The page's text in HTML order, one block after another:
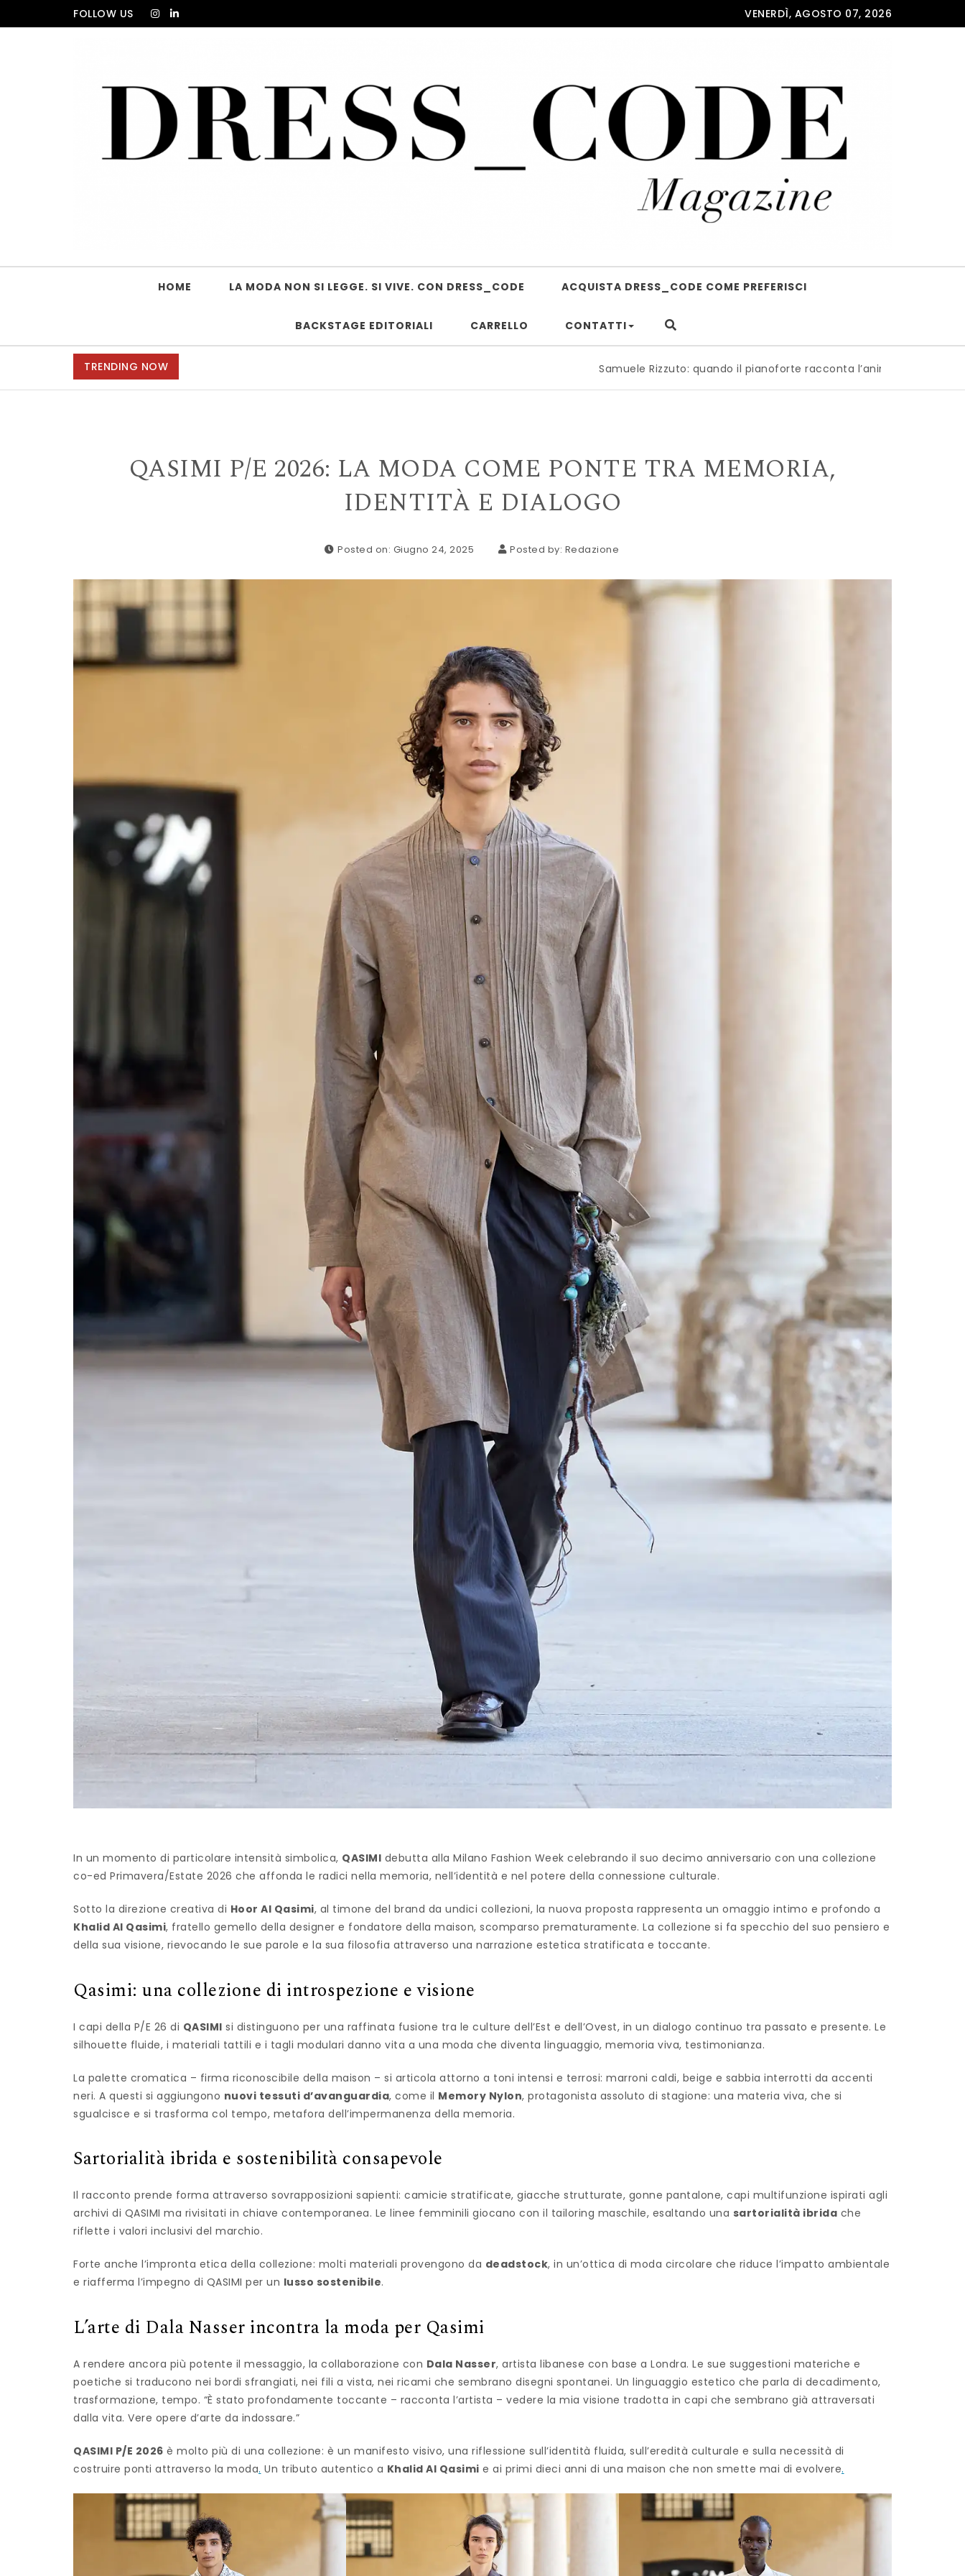
Skip to contentFOLLOW US VENERDÌ, AGOSTO 07, 2026
HOME LA MODA NON SI LEGGE. SI VIVE. CON DRESS_CODE ACQUISTA DRESS_CODE COME PREFERISCI
BACKSTAGE EDITORIALI CARRELLO CONTATTI
TRENDING NOW Samuele Rizzuto: quando il pianoforte racconta l’anima dell’Italia | Milano è pronta
QASIMI P/E 2026: LA MODA COME PONTE TRA MEMORIA,
IDENTITÀ E DIALOGO
Posted on: Giugno 24, 2025 Posted by: Redazione
In un momento di particolare intensità simbolica, QASIMI debutta alla Milano Fashion Week celebrando il suo decimo anniversario con una collezione
co-ed Primavera/Estate 2026 che affonda le radici nella memoria, nell’identità e nel potere della connessione culturale.
Sotto la direzione creativa di Hoor Al Qasimi, al timone del brand da undici collezioni, la nuova proposta rappresenta un omaggio intimo e profondo a
Khalid Al Qasimi, fratello gemello della designer e fondatore della maison, scomparso prematuramente. La collezione si fa specchio del suo pensiero e
della sua visione, rievocando le sue parole e la sua filosofia attraverso una narrazione estetica stratificata e toccante.
Qasimi: una collezione di introspezione e visione
I capi della P/E 26 di QASIMI si distinguono per una raffinata fusione tra le culture dell’Est e dell’Ovest, in un dialogo continuo tra passato e presente. Le
silhouette fluide, i materiali tattili e i tagli modulari danno vita a una moda che diventa linguaggio, memoria viva, testimonianza.
La palette cromatica – firma riconoscibile della maison – si articola attorno a toni intensi e terrosi: marroni caldi, beige e sabbia interrotti da accenti
neri. A questi si aggiungono nuovi tessuti d’avanguardia, come il Memory Nylon, protagonista assoluto di stagione: una materia viva, che si
sgualcisce e si trasforma col tempo, metafora dell’impermanenza della memoria.
Sartorialità ibrida e sostenibilità consapevole
Il racconto prende forma attraverso sovrapposizioni sapienti: camicie stratificate, giacche strutturate, gonne pantalone, capi multifunzione ispirati agli
archivi di QASIMI ma rivisitati in chiave contemporanea. Le linee femminili giocano con il tailoring maschile, esaltando una sartorialità ibrida che
riflette i valori inclusivi del marchio.
Forte anche l’impronta etica della collezione: molti materiali provengono da deadstock, in un’ottica di moda circolare che riduce l’impatto ambientale
e riafferma l’impegno di QASIMI per un lusso sostenibile.
L’arte di Dala Nasser incontra la moda per Qasimi
A rendere ancora più potente il messaggio, la collaborazione con Dala Nasser, artista libanese con base a Londra. Le sue suggestioni materiche e
poetiche si traducono nei bordi sfrangiati, nei fili a vista, nei ricami che sembrano disegni spontanei. Un linguaggio estetico che parla di decadimento,
trasformazione, tempo. “È stato profondamente toccante – racconta l’artista – vedere la mia visione tradotta in capi che sembrano già attraversati
dalla vita. Vere opere d’arte da indossare.”
QASIMI P/E 2026 è molto più di una collezione: è un manifesto visivo, una riflessione sull’identità fluida, sull’eredità culturale e sulla necessità di
costruire ponti attraverso la moda. Un tributo autentico a Khalid Al Qasimi e ai primi dieci anni di una maison che non smette mai di evolvere.